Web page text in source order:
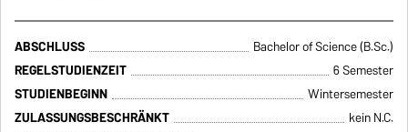
ABSCHLUSS
Bachelor of Science (B.Sc.)
REGELSTUDIENZEIT
6 Semester
STUDIENBEGINN
Wintersemester
ZULASSUNGSBESCHRÄNKT
kein N.C.